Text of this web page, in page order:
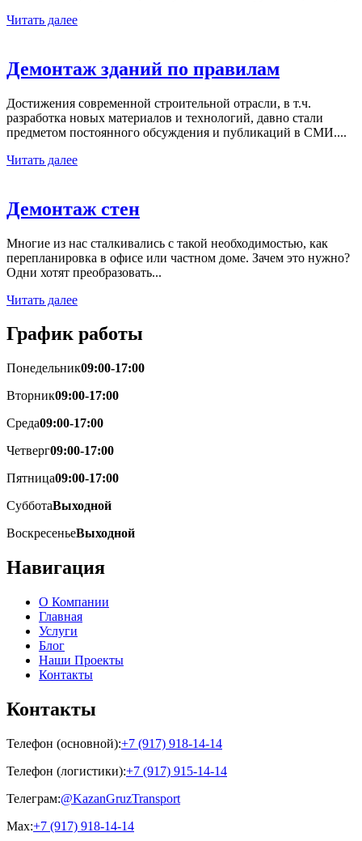
Читать далее
Демонтаж зданий по правилам
Достижения современной строительной отрасли, в т.ч.
разработка новых материалов и технологий, давно стали
предметом постоянного обсуждения и публикаций в СМИ....
Читать далее
Демонтаж стен
Многие из нас сталкивались с такой необходимостью, как
перепланировка в офисе или частном доме. Зачем это нужно?
Одни хотят преобразовать...
Читать далее
График работы
Понедельник09:00-17:00
Вторник09:00-17:00
Среда09:00-17:00
Четверг09:00-17:00
Пятница09:00-17:00
СубботаВыходной
ВоскресеньеВыходной
Навигация
О Компании
Главная
Услуги
Блог
Наши Проекты
Контакты
Контакты
Телефон (основной):+7 (917) 918-14-14
Телефон (логистики):+7 (917) 915-14-14
Телеграм:@KazanGruzTransport
Max:+7 (917) 918-14-14